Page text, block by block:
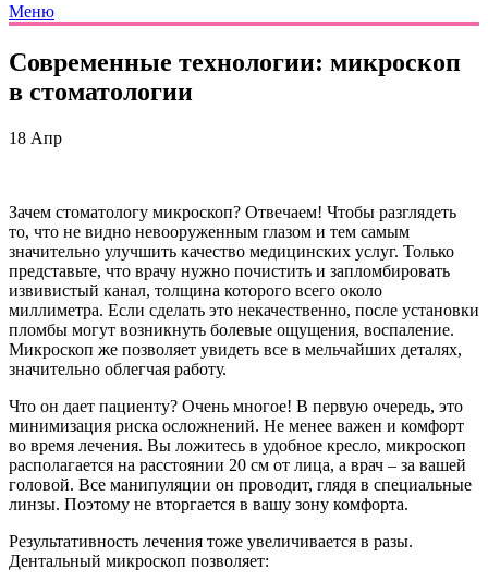
Меню
Современные технологии: микроскоп
в стоматологии
18 Апр
Зачем стоматологу микроскоп? Отвечаем! Чтобы разглядеть
то, что не видно невооруженным глазом и тем самым
значительно улучшить качество медицинских услуг. Только
представьте, что врачу нужно почистить и запломбировать
извивистый канал, толщина которого всего около
миллиметра. Если сделать это некачественно, после установки
пломбы могут возникнуть болевые ощущения, воспаление.
Микроскоп же позволяет увидеть все в мельчайших деталях,
значительно облегчая работу.
Что он дает пациенту? Очень многое! В первую очередь, это
минимизация риска осложнений. Не менее важен и комфорт
во время лечения. Вы ложитесь в удобное кресло, микроскоп
располагается на расстоянии 20 см от лица, а врач – за вашей
головой. Все манипуляции он проводит, глядя в специальные
линзы. Поэтому не вторгается в вашу зону комфорта.
Результативность лечения тоже увеличивается в разы.
Дентальный микроскоп позволяет: